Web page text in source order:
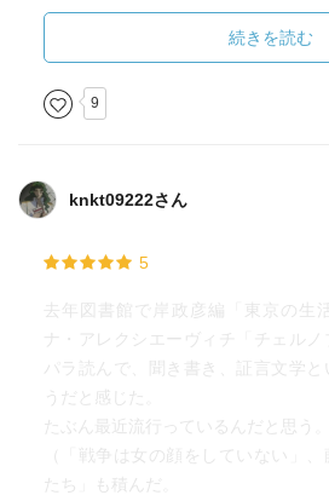
ちは男と対等だ、腕力がなくても
い、いやもっとよく働いてきた、と
戦時中の記憶を語る人の中には、「
った」という記憶も多い。貴重な証
放置しているのは、国として恥だ
れば、という感覚から、法整備が進
ことができなくなった。炭坑で働
生活の糧を失うことになり、いい
続きを読む
9
knkt09222さん
5
去年図書館で岸政彦編「東京の生
ナ・アレクシエーヴィチ「チェル
パラ読んで、聞き書き、証言文学
うだと感じた。
たぶん最近流行っているんだと思う。
（「戦争は女の顔をしていない」
たち」も積んだ。